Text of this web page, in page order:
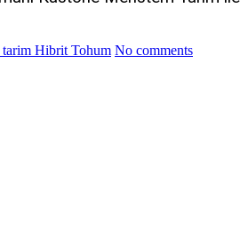
Hibrit Tohum No comments